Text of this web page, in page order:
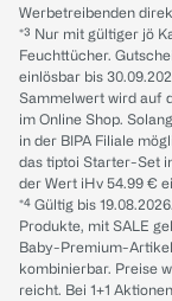
Werbetreibenden
*³ Nur mit gültiger jö
Feuchttücher.
einlösbar bis
Sammelwert wird auf
im Online Shop.
in der BIPA Filiale
das tiptoi Starter-Set
der Wert iHv 54.99 €
*⁴ Gültig bis
Produkte, mit SALE
Baby-Premium-
kombinierbar. Preise
reicht. Bei 1+1